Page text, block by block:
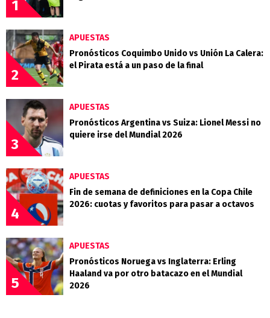
1
2
APUESTAS
Pronósticos Coquimbo Unido vs Unión La Calera:
el Pirata está a un paso de la final
3
APUESTAS
Pronósticos Argentina vs Suiza: Lionel Messi no
quiere irse del Mundial 2026
4
APUESTAS
Fin de semana de definiciones en la Copa Chile
2026: cuotas y favoritos para pasar a octavos
5
APUESTAS
Pronósticos Noruega vs Inglaterra: Erling
Haaland va por otro batacazo en el Mundial
2026